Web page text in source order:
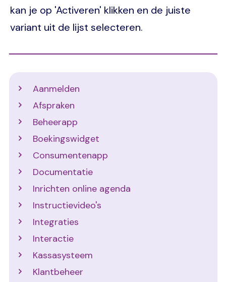
kan je op 'Activeren' klikken en de juiste
variant uit de lijst selecteren.
Aanmelden
Afspraken
Beheerapp
Boekingswidget
Consumentenapp
Documentatie
Inrichten online agenda
Instructievideo's
Integraties
Interactie
Kassasysteem
Klantbeheer